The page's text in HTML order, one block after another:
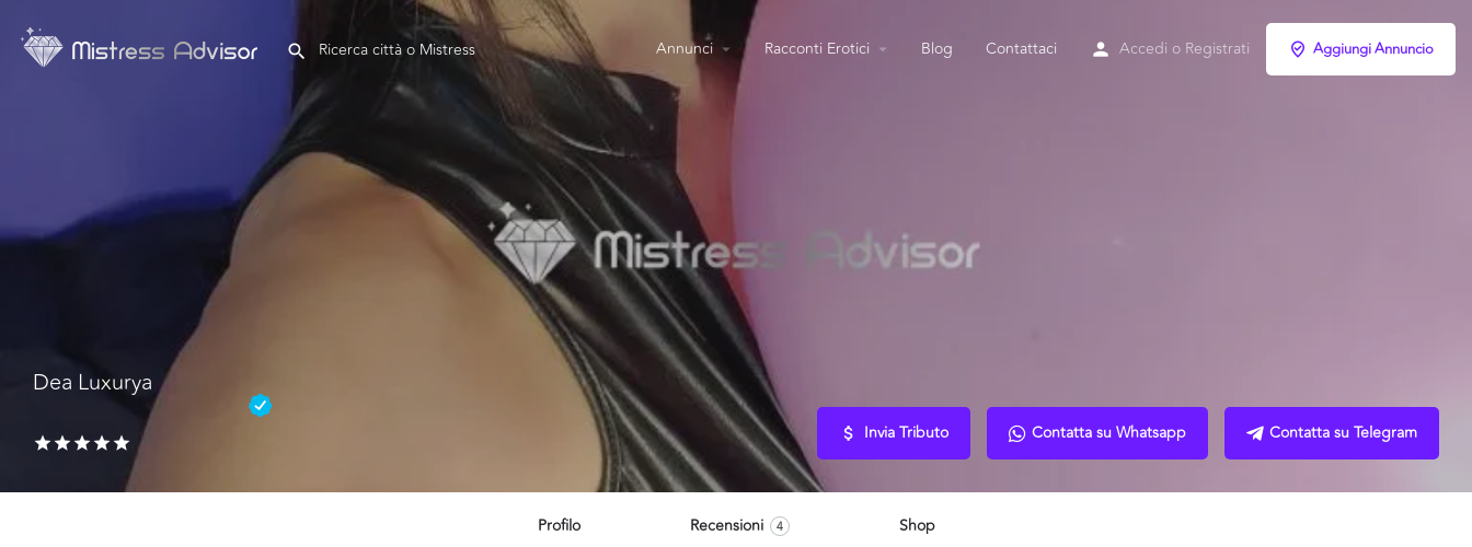
Annunci Racconti Erotici Blog Contattaci Accedi o Registrati Aggiungi Annuncio
Dea Luxurya
Invia Tributo Contatta su Whatsapp Contatta su Telegram
Profilo Recensioni 4 Shop